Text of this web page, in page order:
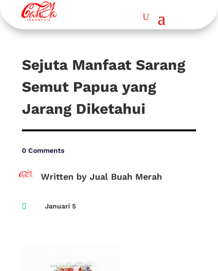
Sejuta Manfaat Sarang
Semut Papua yang
Jarang Diketahui
0 Comments
Written by Jual Buah Merah
 Januari 5